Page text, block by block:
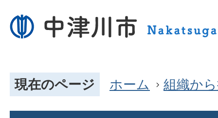
現在のページ ホーム 組織か